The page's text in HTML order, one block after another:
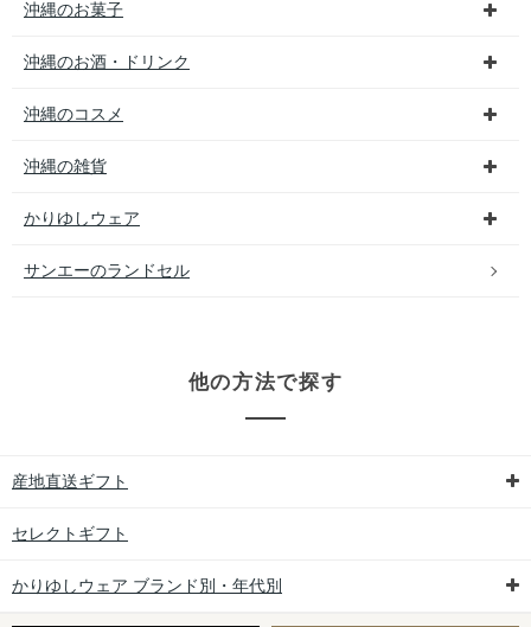
沖縄のお菓子
沖縄のお酒・ドリンク
沖縄のコスメ
沖縄の雑貨
かりゆしウェア
サンエーのランドセル
他の方法で探す
産地直送ギフト
セレクトギフト
かりゆしウェア ブランド別・年代別